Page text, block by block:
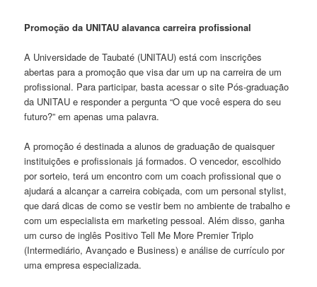
Promoção da UNITAU alavanca carreira profissional
A Universidade de Taubaté (UNITAU) está com inscrições
abertas para a promoção que visa dar um up na carreira de um
profissional. Para participar, basta acessar o site Pós-graduação
da UNITAU e responder a pergunta “O que você espera do seu
futuro?” em apenas uma palavra.
A promoção é destinada a alunos de graduação de quaisquer
instituições e profissionais já formados. O vencedor, escolhido
por sorteio, terá um encontro com um coach profissional que o
ajudará a alcançar a carreira cobiçada, com um personal stylist,
que dará dicas de como se vestir bem no ambiente de trabalho e
com um especialista em marketing pessoal. Além disso, ganha
um curso de inglês Positivo Tell Me More Premier Triplo
(Intermediário, Avançado e Business) e análise de currículo por
uma empresa especializada.